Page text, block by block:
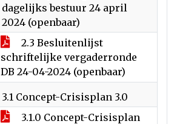
dagelijks bestuur 24 april
2024 (openbaar)
2.3 Besluitenlijst
schriftelijke vergaderronde
DB 24-04-2024 (openbaar)
3.1 Concept-Crisisplan 3.0
3.1.0 Concept-Crisisplan